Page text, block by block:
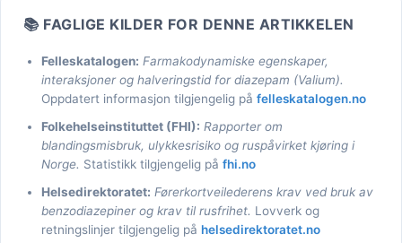
📚 FAGLIGE KILDER FOR DENNE ARTIKKELEN
Felleskatalogen: Farmakodynamiske egenskaper,
interaksjoner og halveringstid for diazepam (Valium).
Oppdatert informasjon tilgjengelig på felleskatalogen.no
Folkehelseinstituttet (FHI): Rapporter om
blandingsmisbruk, ulykkesrisiko og ruspåvirket kjøring i
Norge. Statistikk tilgjengelig på fhi.no
Helsedirektoratet: Førerkortveilederens krav ved bruk av
benzodiazepiner og krav til rusfrihet. Lovverk og
retningslinjer tilgjengelig på helsedirektoratet.no